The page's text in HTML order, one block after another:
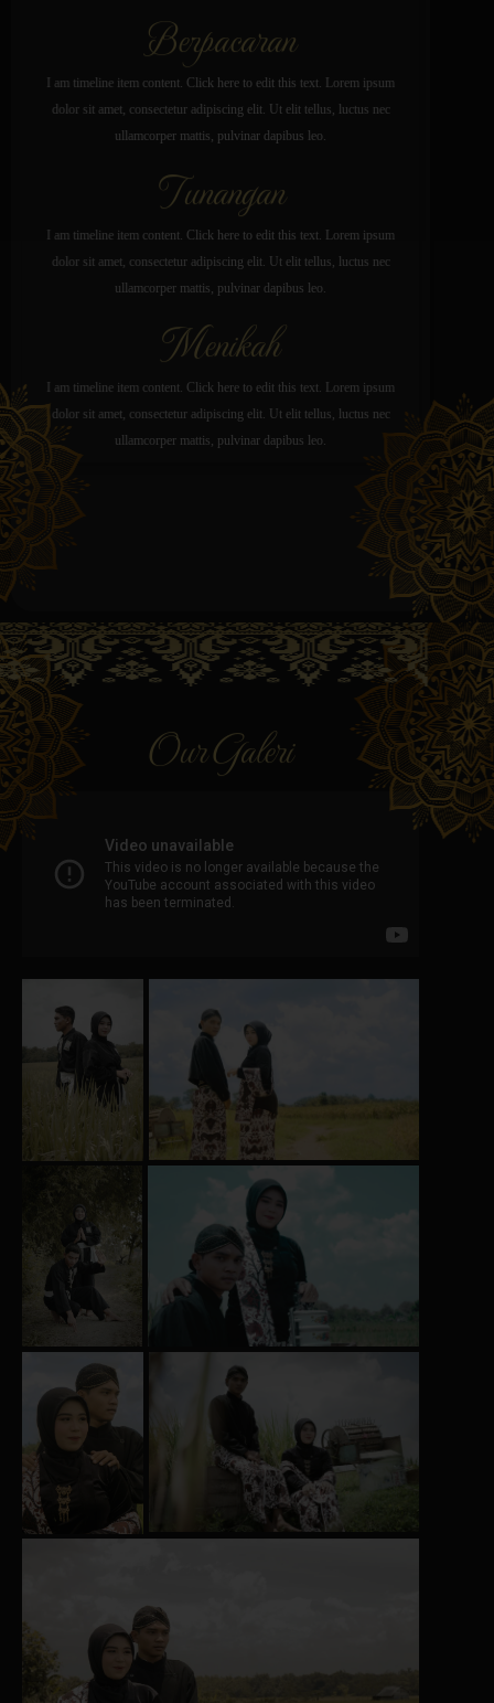
Berpacaran
I am timeline item content. Click here to edit this text. Lorem ipsum
dolor sit amet, consectetur adipiscing elit. Ut elit tellus, luctus nec
ullamcorper mattis, pulvinar dapibus leo.
Tunangan
I am timeline item content. Click here to edit this text. Lorem ipsum
dolor sit amet, consectetur adipiscing elit. Ut elit tellus, luctus nec
ullamcorper mattis, pulvinar dapibus leo.
Menikah
I am timeline item content. Click here to edit this text. Lorem ipsum
dolor sit amet, consectetur adipiscing elit. Ut elit tellus, luctus nec
ullamcorper mattis, pulvinar dapibus leo.
Our Galeri